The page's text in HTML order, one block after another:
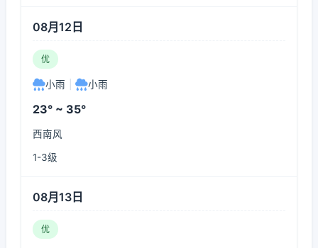
08月12日
优
小雨 小雨
23° ~ 35°
西南风
1-3级
08月13日
优